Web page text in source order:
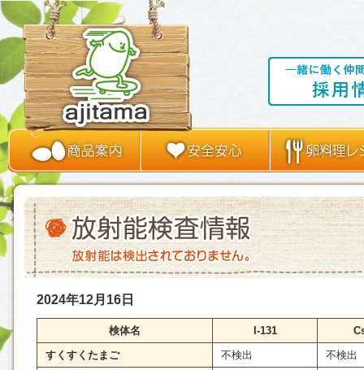
2024年12月16日
検体名 I-131
すくすくたまご
不検出
不検出